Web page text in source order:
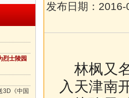
烈士陵园
3D《中国
发布日期： 2016-
林枫又
入天津南